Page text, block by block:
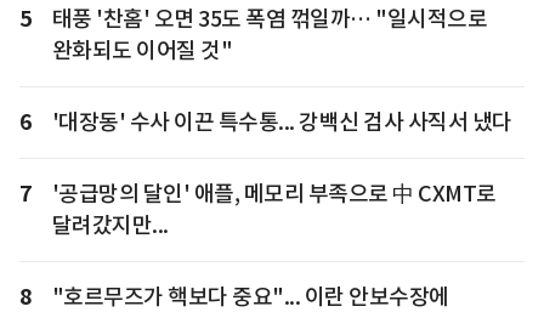
5
태풍 '찬홈' 오면 35도 폭염 꺾일까… "일시적으로
완화되도 이어질 것"
6 '대장동' 수사 이끈 특수통... 강백신 검사 사직서 냈다
7
'공급망의 달인' 애플, 메모리 부족으로 中 CXMT로
달려갔지만...
8
"호르무즈가 핵보다 중요"... 이란 안보수장에